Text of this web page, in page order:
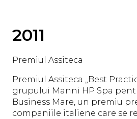
2011
Premiul Assiteca
Premiul Assiteca „Best
grupului Manni HP Spa
Business Mare, un premiu
companiile italiene care se